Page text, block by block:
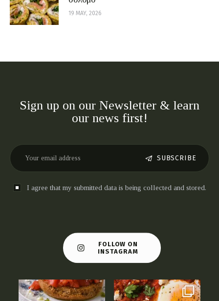
19 MAY, 2026
Sign up on our Newsletter & learn
our news first!
SUBSCRIBE
I agree that my submitted data is being collected and stored.
FOLLOW ON
INSTAGRAM